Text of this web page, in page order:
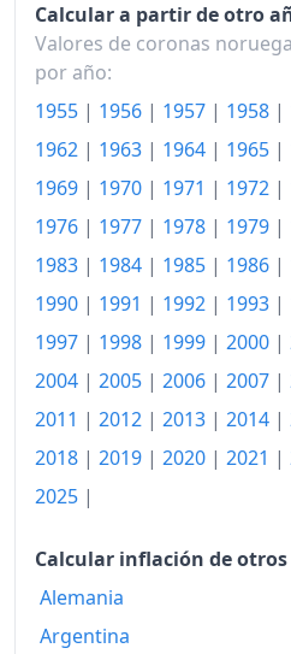
1978
1979
1980
1981
1982
1983
1984
1986
1987
1988
1989
1990
Calcular a partir de otro
Valores de coronas
por año:
1955 | 1956 | 1957 | 1958 |
1962 | 1963 | 1964 | 1965 |
1969 | 1970 | 1971 | 1972 |
1976 | 1977 | 1978 | 1979 |
1983 | 1984 | 1985 | 1986 |
1990 | 1991 | 1992 | 1993 |
1997 | 1998 | 1999 | 2000 |
2004 | 2005 | 2006 | 2007 |
2011 | 2012 | 2013 | 2014 |
2018 | 2019 | 2020 | 2021 |
2025 |
Calcular inflación de otros
Alemania
Argentina